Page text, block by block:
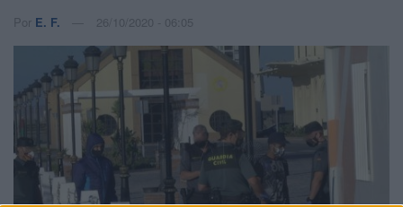
Por E. F. 26/10/2020 - 06:05